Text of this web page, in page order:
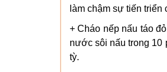
làm chậm sự tiến triển
+ Cháo nếp nấu táo
nước sôi nấu trong 10
tỳ.